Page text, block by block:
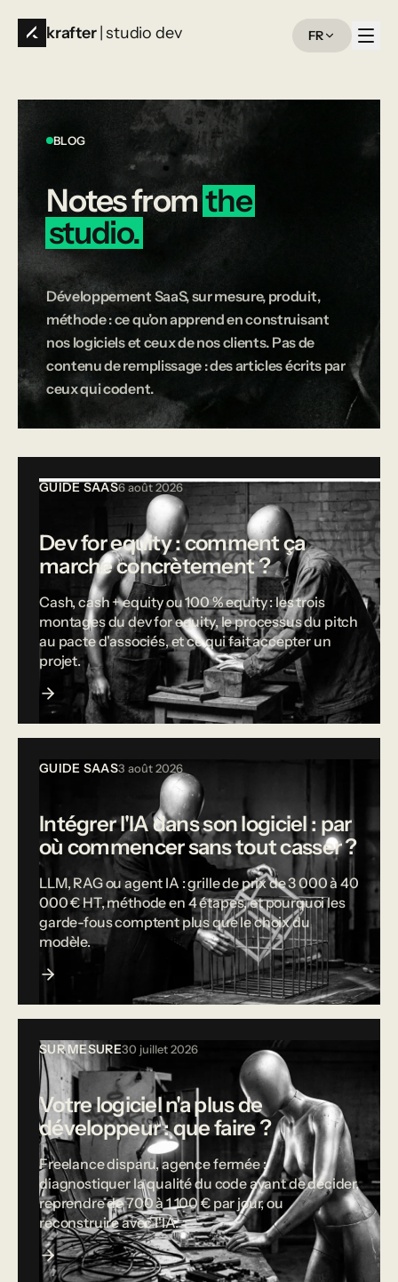
krafter | studio dev FR
BLOG
Notesfrom the
studio.
Développement SaaS, sur mesure, produit,
méthode : ce qu’on apprend en construisant
nos logiciels et ceux de nos clients. Pas de
contenu de remplissage : des articles écrits par
ceux qui codent.
GUIDE SAAS6 août 2026
Dev for equity : comment ça
marche concrètement ?
Cash, cash + equity ou 100 % equity : les trois
montages du dev for equity, le processus du pitch
au pacte d'associés, et ce qui fait accepter un
projet.
GUIDE SAAS3 août 2026
Intégrer l'IA dans son logiciel : par
où commencer sans tout casser ?
LLM, RAG ou agent IA : grille de prix de 3 000 à 40
000 € HT, méthode en 4 étapes, et pourquoi les
garde-fous comptent plus que le choix du
modèle.
SUR MESURE30 juillet 2026
Votre logiciel n'a plus de
développeur : que faire ?
Freelance disparu, agence fermée :
diagnostiquer la qualité du code avant de décider,
reprendre de 700 à 1 100 € par jour, ou
reconstruire avec l'IA.